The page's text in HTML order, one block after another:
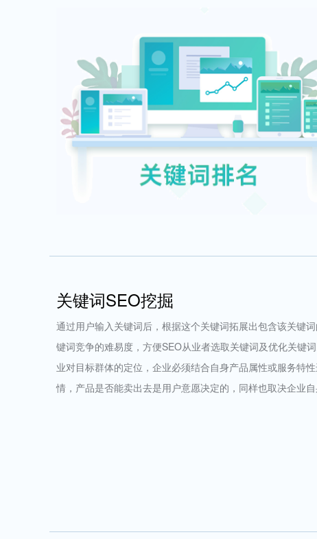
关键词SEO挖掘
通过用户输入关键词后，根据这个关键词拓展出包含该关键
键词竞争的难易度，方便SEO从业者选取关键词及优化关键
业对目标群体的定位，企业必须结合自身产品属性或服务特
情，产品是否能卖出去是用户意愿决定的，同样也取决企业自